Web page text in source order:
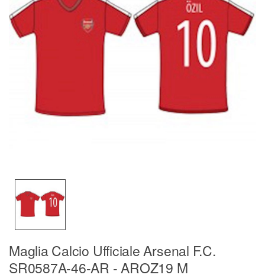
Maglia Calcio Ufficiale Arsenal F.C.
SR0587A-46-AR - AROZ19 M